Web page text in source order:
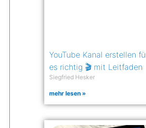
YouTube Kanal erstellen
es richtig 🎬 mit Leitfaden
Siegfried Hesker
mehr lesen »